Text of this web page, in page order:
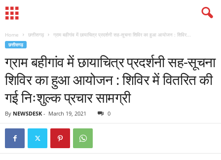
Home छत्तीसगढ़ ग्राम बहीगांव में छायाचित्र प्रदर्शनी सह-सूचना शिविर का हुआ आयोजन : शिविर...
छत्तीसगढ़
ग्राम बहीगांव में छायाचित्र प्रदर्शनी सह-सूचना
शिविर का हुआ आयोजन : शिविर में वितरित की
गई निःशुल्क प्रचार सामग्री
By NEWSDESK - March 19, 2021 0